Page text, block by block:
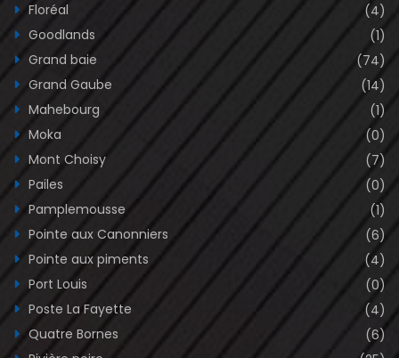
Floréal
(4)
Goodlands
(1)
Grand baie
(74)
Grand Gaube
(14)
Mahebourg
(1)
Moka
(0)
Mont Choisy
(7)
Pailes
(0)
Pamplemousse
(1)
Pointe aux Canonniers
(6)
Pointe aux piments
(4)
Port Louis
(0)
Poste La Fayette
(4)
Quatre Bornes
(6)